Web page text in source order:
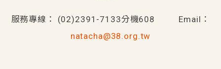
服務專線： (02)2391-7133分機608          Email：
natacha@38.org.tw